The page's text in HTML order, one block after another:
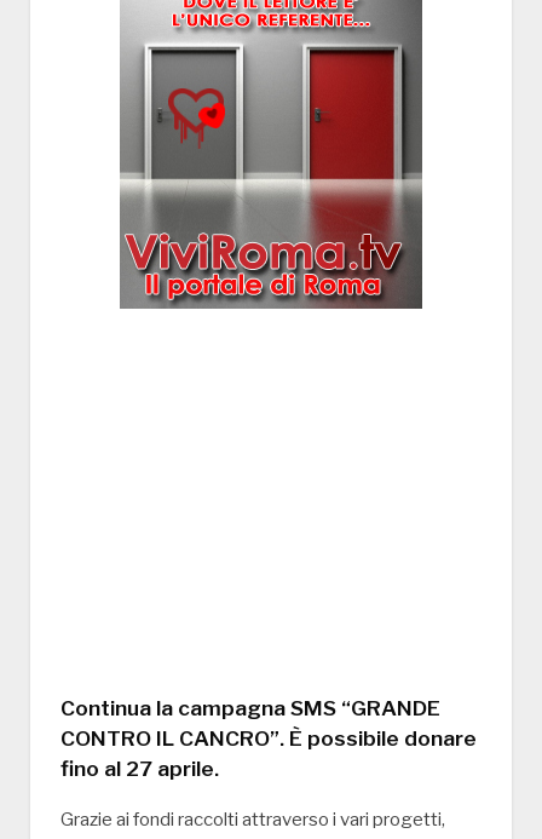
Continua la campagna SMS “GRANDE
CONTRO IL CANCRO”. È possibile donare
fino al 27 aprile.
Grazie ai fondi raccolti attraverso i vari progetti,